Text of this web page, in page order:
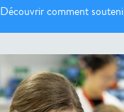
Découvrir comment